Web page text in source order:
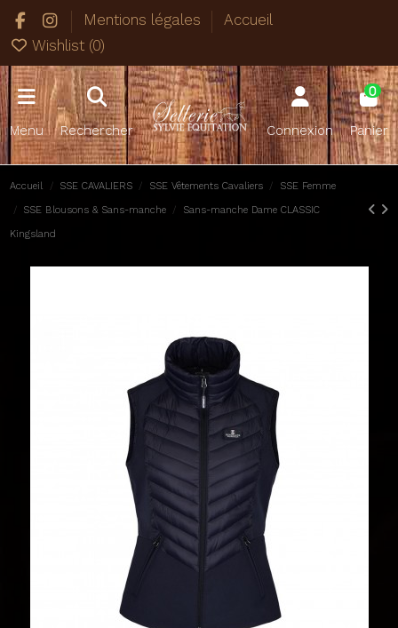
Mentions légales
Accueil
Wishlist (0)
Menu Rechercher Connexion
0
Panier
Accueil SSE CAVALIERS SSE Vêtements Cavaliers SSE Femme
SSE Blousons & Sans-manche Sans-manche Dame CLASSIC
Kingsland